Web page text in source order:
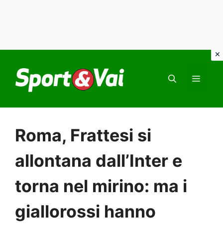
contenuto
Roma, Frattesi si
allontana dall’Inter e
torna nel mirino: ma i
giallorossi hanno